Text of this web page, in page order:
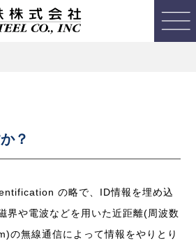
？
の略で、ID情報を埋め込
界や電波などを用いた近距離(周波数
の無線通信によって情報をやりとり